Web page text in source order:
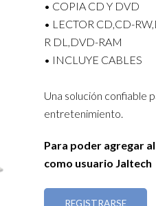
• COPIA CD Y DVD
• LECTOR CD,CD-
R DL,DVD-RAM
• INCLUYE CABLES
Una solución confiable
entretenimiento.
Para poder agregar
como usuario Jaltech
REGISTRARSE